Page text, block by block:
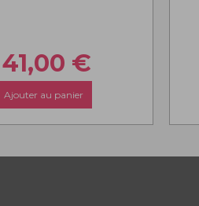
41,00 €
Ajouter au panier